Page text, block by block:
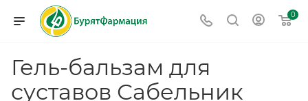
0
Гель-бальзам для
суставов Сабельник